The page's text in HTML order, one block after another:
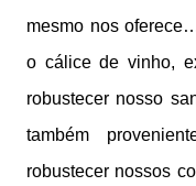
mesmo nos
o cálice de vinho,
robustecer nosso
também
robustecer nossos